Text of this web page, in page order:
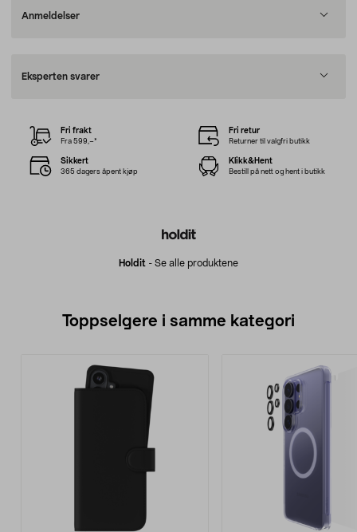
Anmeldelser
Eksperten svarer
Holdit - Se alle produktene
Fri frakt
Fra 599,–*
Fri retur
Returner til valgfri butikk
Sikkert
365 dagers åpent kjøp
Klikk&Hent
Bestill på nett og hent i butikk
Toppselgere i samme kategori